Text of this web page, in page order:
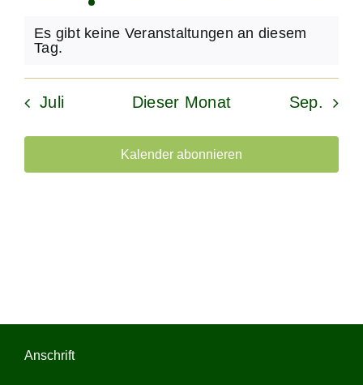
Veranstaltungen
Veranstaltung
Hinweis
Es gibt keine Veranstaltungen an diesem
Tag.
Juli Dieser Monat Sep.
Kalender abonnieren
Anschrift